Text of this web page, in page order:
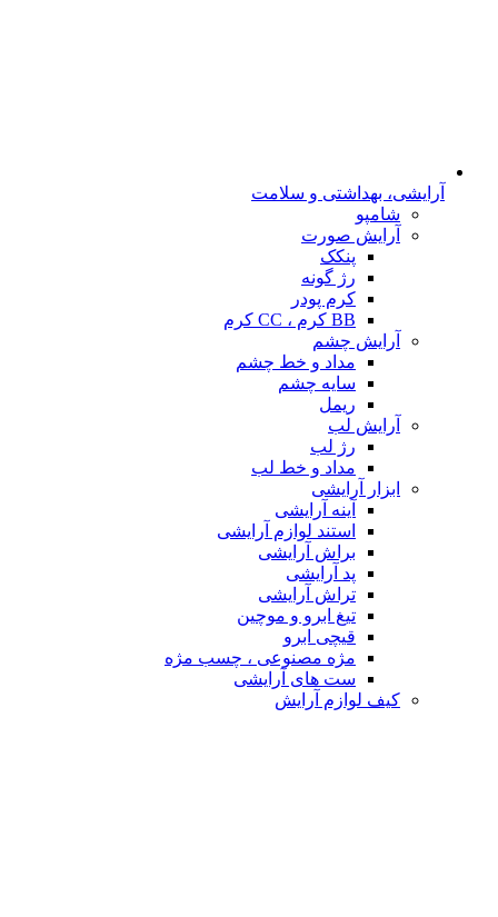
آرایشی، بهداشتی و سلامت
شامپو
آرایش صورت
پنکک
رژ گونه
کرم پودر
BB کرم ، CC کرم
آرایش چشم
مداد و خط چشم
سایه چشم
ریمل
آرایش لب
رژ لب
مداد و خط لب
ابزار آرایشی
آینه آرایشی
استند لوازم آرایشی
براش آرایشی
پد آرایشی
تراش آرایشی
تیغ ابرو و موچین
قیچی ابرو
مژه مصنوعی ، چسب مژه
ست های آرایشی
کیف لوازم آرایش